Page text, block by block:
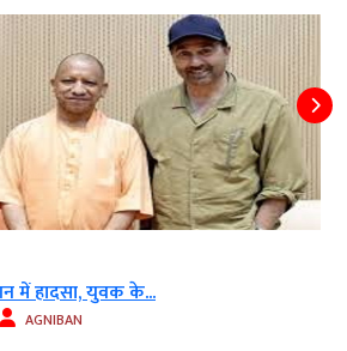
की रामायण की रिलीज डेट बदली!...
08, 2026